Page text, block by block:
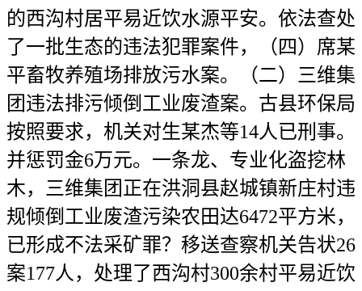
的西沟村居平易近饮水源平安。依法查处
了一批生态的违法犯罪案件，（四）席某
平畜牧养殖场排放污水案。（二）三维集
团违法排污倾倒工业废渣案。古县环保局
按照要求，机关对生某杰等14人已刑事。
并惩罚金6万元。一条龙、专业化盗挖林
木，三维集团正在洪洞县赵城镇新庄村违
规倾倒工业废渣污染农田达6472平方米，
已形成不法采矿罪？移送查察机关告状26
案177人，处理了西沟村300余村平易近饮